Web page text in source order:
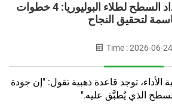
الدليل الشامل لإعداد السطح لطلاء البوليوريا: 4 خطوات
لتحقيق النجاح
Time : 2026-06-24
الأداء، توجد قاعدة ذهبية تقول: "إن جودة
السطح الذي يُطبَّق عليه."